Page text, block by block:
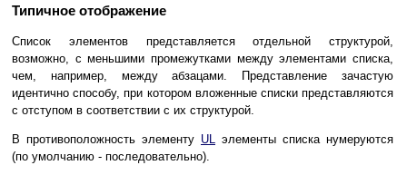
Типичное отображение
Список элементов представляется отдельной структурой,
возможно, с меньшими промежутками между элементами списка,
чем, например, между абзацами. Представление зачастую
идентично способу, при котором вложенные списки представляются
с отступом в соответствии с их структурой.
В противоположность элементу UL элементы списка нумеруются
(по умолчанию - последовательно).